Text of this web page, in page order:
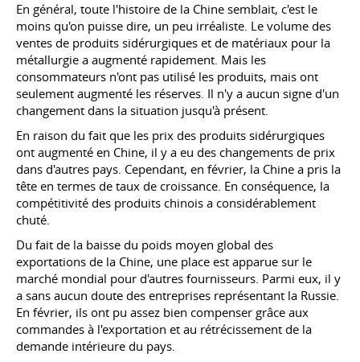
En général, toute l'histoire de la Chine semblait, c'est le
moins qu'on puisse dire, un peu irréaliste. Le volume des
ventes de produits sidérurgiques et de matériaux pour la
métallurgie a augmenté rapidement. Mais les
consommateurs n'ont pas utilisé les produits, mais ont
seulement augmenté les réserves. Il n'y a aucun signe d'un
changement dans la situation jusqu'à présent.
En raison du fait que les prix des produits sidérurgiques
ont augmenté en Chine, il y a eu des changements de prix
dans d'autres pays. Cependant, en février, la Chine a pris la
tête en termes de taux de croissance. En conséquence, la
compétitivité des produits chinois a considérablement
chuté.
Du fait de la baisse du poids moyen global des
exportations de la Chine, une place est apparue sur le
marché mondial pour d'autres fournisseurs. Parmi eux, il y
a sans aucun doute des entreprises représentant la Russie.
En février, ils ont pu assez bien compenser grâce aux
commandes à l'exportation et au rétrécissement de la
demande intérieure du pays.